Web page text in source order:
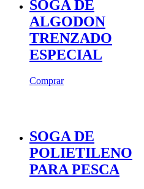
SOGA DE
ALGODON
TRENZADO
ESPECIAL
Comprar
SOGA DE
POLIETILENO
PARA PESCA